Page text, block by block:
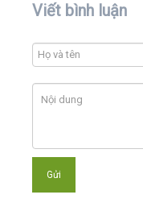
Viết bình luận